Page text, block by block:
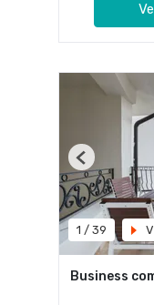
1 / 39
Previous
Business